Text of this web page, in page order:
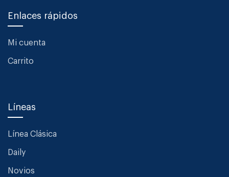
Enlaces rápidos
Mi cuenta
Carrito
Líneas
Línea Clásica
Daily
Novios